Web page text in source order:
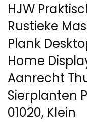
HJW
Rustieke
Plank
Home
Aanrecht
Sierplanten
01020, Klein